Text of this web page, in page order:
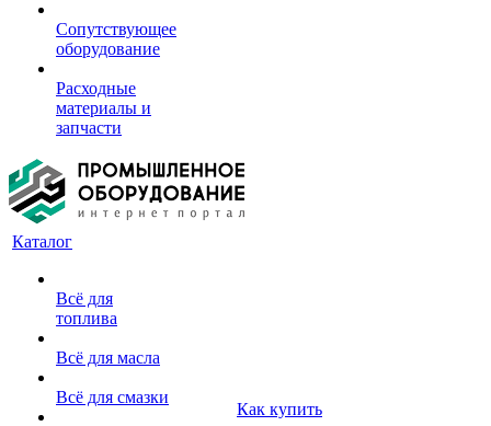
Сопутствующее
оборудование
Расходные
материалы и
запчасти
Каталог
Всё для
топлива
Всё для масла
Всё для смазки
Как купить